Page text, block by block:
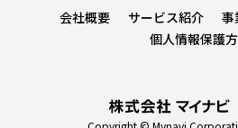
会社概要 サービス紹介 事
個人情報保護